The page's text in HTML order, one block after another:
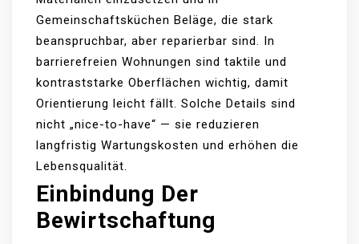
Gemeinschaftsküchen Beläge, die stark
beanspruchbar, aber reparierbar sind. In
barrierefreien Wohnungen sind taktile und
kontraststarke Oberflächen wichtig, damit
Orientierung leicht fällt. Solche Details sind
nicht „nice-to-have“ — sie reduzieren
langfristig Wartungskosten und erhöhen die
Lebensqualität.
Einbindung Der
Bewirtschaftung